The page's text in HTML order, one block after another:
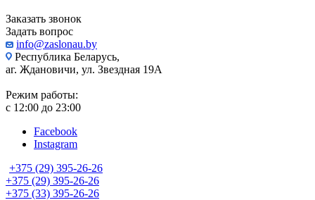
Заказать звонок
Задать вопрос
info@zaslonau.by
Республика Беларусь,
аг. Ждановичи, ул. Звездная 19А
Режим работы:
с 12:00 до 23:00
Facebook
Instagram
+375 (29) 395-26-26
+375 (29) 395-26-26
+375 (33) 395-26-26